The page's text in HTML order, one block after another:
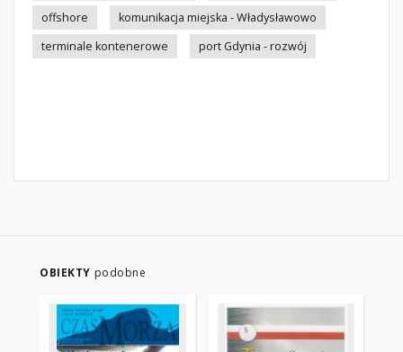
offshore
komunikacja miejska - Władysławowo
terminale kontenerowe
port Gdynia - rozwój
OBIEKTY podobne